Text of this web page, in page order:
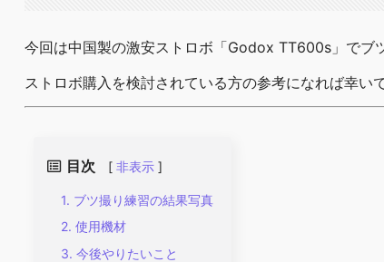
今回は中国製の激安ストロボ「Godox TT600s」でブ
ストロボ購入を検討されている方の参考になれば幸いで
目次 [ 非表示]
ブツ撮り練習の結果写真
使用機材
今後やりたいこと